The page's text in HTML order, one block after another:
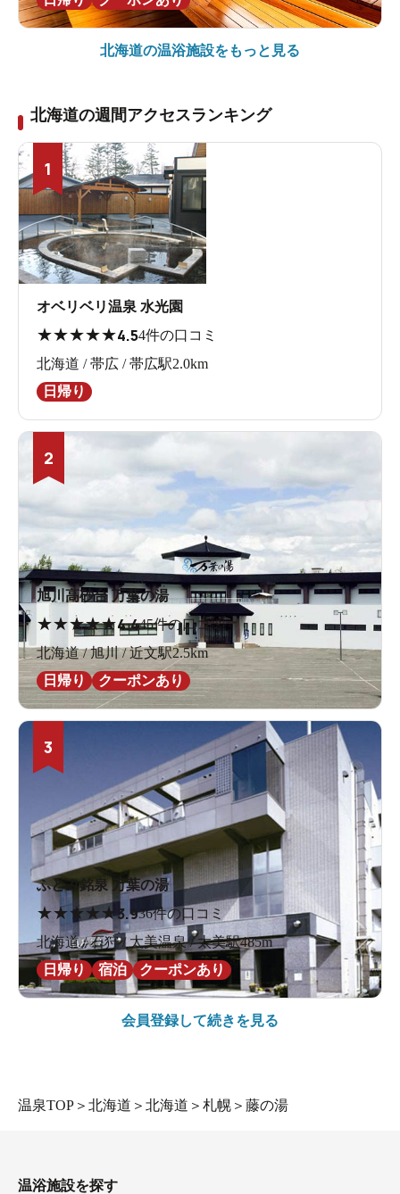
北海道の温浴施設をもっと見る
北海道の週間アクセスランキング
1
オベリベリ温泉 水光園
★★★★★4.54件の口コミ
北海道 / 帯広 / 帯広駅2.0km
日帰り
2
旭川高砂台 万葉の湯
★★★★★4.445件の口コミ
北海道 / 旭川 / 近文駅2.5km
日帰り
クーポンあり
3
ふとみ銘泉 万葉の湯
★★★★ ★3.936件の口コミ
北海道 / 石狩 / 太美温泉 / 太美駅485m
日帰り
宿泊 クーポンあり
会員登録して続きを見る
温泉TOP ＞ 北海道 ＞ 北海道 ＞ 札幌 ＞ 藤の湯
温浴施設を探す